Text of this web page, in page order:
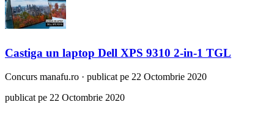
Castiga un laptop Dell XPS 9310 2-in-1 TGL
Concurs manafu.ro · publicat pe 22 Octombrie 2020
publicat pe 22 Octombrie 2020